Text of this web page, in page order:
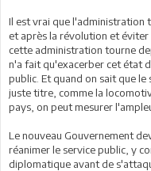
Il est vrai que l'administration
et après la révolution et éviter
cette administration tourne
n'a fait qu'exacerber cet état
public. Et quand on sait que
juste titre, comme la
pays, on peut mesurer
Le nouveau Gouvernement
réanimer le service public, y
diplomatique avant de